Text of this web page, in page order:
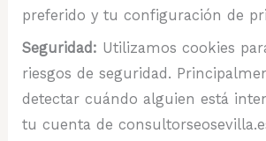
preferido y tu configuración de
Seguridad: Utilizamos cookies
riesgos de seguridad.
detectar cuándo alguien está
tu cuenta de